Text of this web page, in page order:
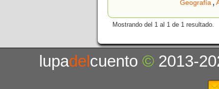
Geografía
Mostrando del 1 al 1 de 1 resultado.
lupadelcuento© 2013-